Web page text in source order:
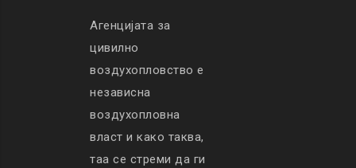
Агенцијата за
цивилно
воздухопловство е
независна
воздухопловна
власт и како таква,
таа се стреми да ги